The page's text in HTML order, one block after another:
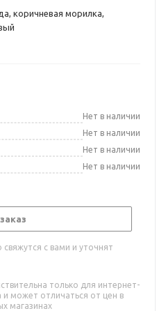
коричневая морилка,
Нет в наличии
Нет в наличии
Нет в наличии
Нет в наличии
с вами и уточнят
только для интернет-
и может отличаться от цен в
магазинах